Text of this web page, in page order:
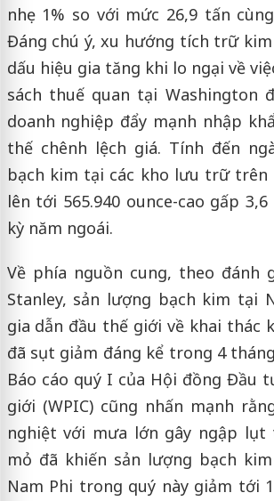
nhẹ 1% so với mức 26,9 tấn
Đáng chú ý, xu hướng tích trữ kim
dấu hiệu gia tăng khi lo ngại về
sách thuế quan tại Washington
doanh nghiệp đẩy mạnh nhập
thế chênh lệch giá. Tính đến
bạch kim tại các kho lưu trữ trên
lên tới 565.940 ounce-cao gấp
kỳ năm ngoái.
Về phía nguồn cung, theo đánh
Stanley, sản lượng bạch kim tại
gia dẫn đầu thế giới về khai thác
đã sụt giảm đáng kể trong 4
Báo cáo quý I của Hội đồng Đầu
giới (WPIC) cũng nhấn mạnh
nghiệt với mưa lớn gây ngập
mỏ đã khiến sản lượng bạch
Nam Phi trong quý này giảm tới